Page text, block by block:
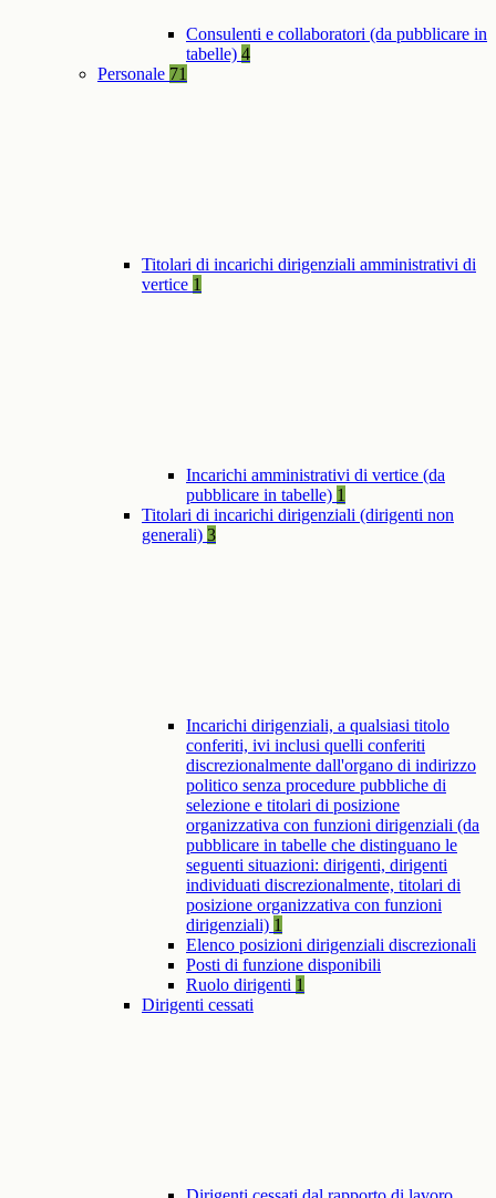
Consulenti e collaboratori (da pubblicare in
tabelle) 4
Personale 71
Titolari di incarichi dirigenziali amministrativi di
vertice 1
Incarichi amministrativi di vertice (da
pubblicare in tabelle) 1
Titolari di incarichi dirigenziali (dirigenti non
generali) 3
Incarichi dirigenziali, a qualsiasi titolo
conferiti, ivi inclusi quelli conferiti
discrezionalmente dall'organo di indirizzo
politico senza procedure pubbliche di
selezione e titolari di posizione
organizzativa con funzioni dirigenziali (da
pubblicare in tabelle che distinguano le
seguenti situazioni: dirigenti, dirigenti
individuati discrezionalmente, titolari di
posizione organizzativa con funzioni
dirigenziali) 1
Elenco posizioni dirigenziali discrezionali
Posti di funzione disponibili
Ruolo dirigenti 1
Dirigenti cessati